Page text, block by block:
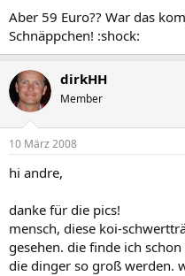
Aber 59 Euro?? War das
Schnäppchen! :shock:
dirkHH
Member
10 März 2008
hi andre,
danke für die pics!
mensch, diese koi-
gesehen. die finde ich
die dinger so groß werden.